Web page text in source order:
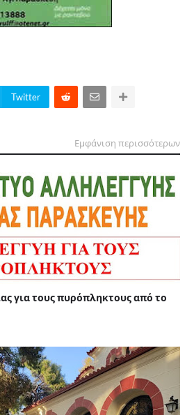
Twitter
Εμφάνιση περισσότερων
για τους πυρόπληκτους από το